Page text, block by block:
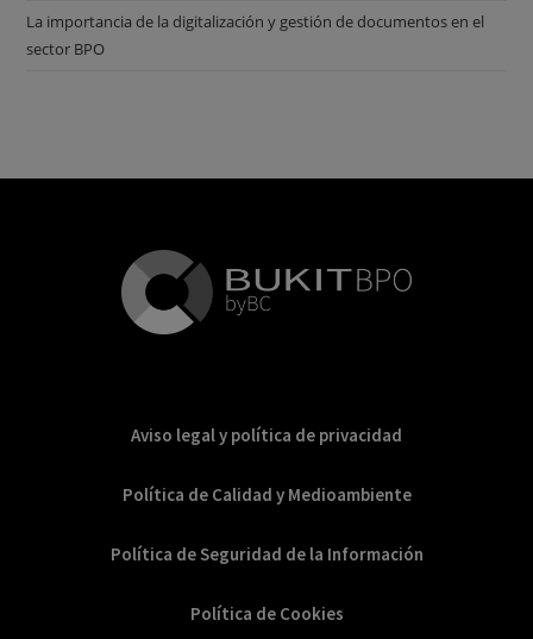
La importancia de la digitalización y gestión de documentos en el
sector BPO
Aviso legal y política de privacidad
Política de Calidad y Medioambiente
Política de Seguridad de la Información
Política de Cookies